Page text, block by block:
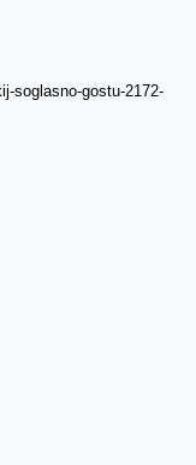
soglasno-gostu-2172-